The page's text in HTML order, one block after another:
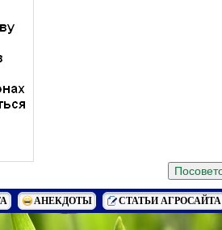
АНЕКДОТЫ СТАТЬИ АГРОСАЙТА